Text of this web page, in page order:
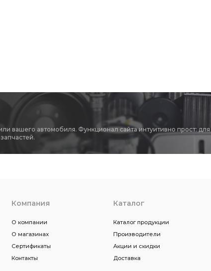
вашего автомобиля. Функционал сайта интуитивно прост:
Компания
О компании
О магазинах
Сертификаты
Контакты
Каталог
Каталог продукции
Производители
Акции и скидки
Доставка